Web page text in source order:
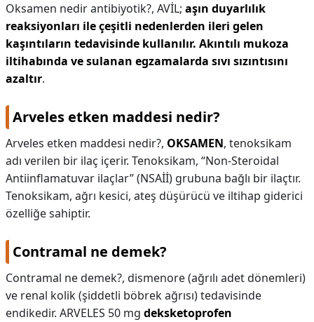
Oksamen nedir antibiyotik?, AVİL; aşın duyarlılık
reaksiyonları ile çeşitli nedenlerden ileri gelen
kaşıntıların tedavisinde kullanılır. Akıntılı mukoza
iltihabında ve sulanan egzamalarda sıvı sızıntısını
azaltır.
Arveles etken maddesi nedir?
Arveles etken maddesi nedir?, OKSAMEN, tenoksikam
adı verilen bir ilaç içerir. Tenoksikam, “Non-Steroidal
Antiinflamatuvar ilaçlar” (NSAİİ) grubuna bağlı bir ilaçtır.
Tenoksikam, ağrı kesici, ateş düşürücü ve iltihap giderici
özelliğe sahiptir.
Contramal ne demek?
Contramal ne demek?, dismenore (ağrılı adet dönemleri)
ve renal kolik (şiddetli böbrek ağrısı) tedavisinde
endikedir. ARVELES 50 mg deksketoprofen